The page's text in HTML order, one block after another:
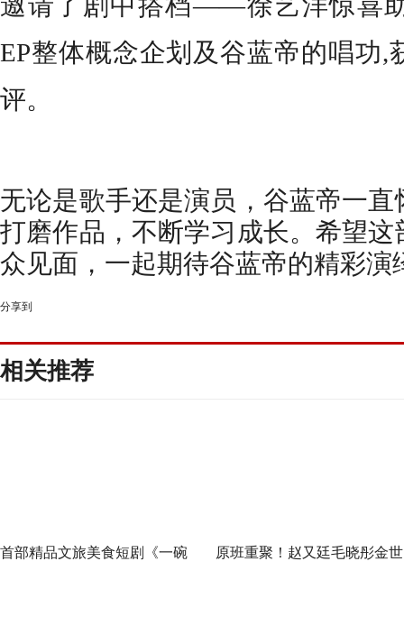
EP整体概念企划及谷蓝帝的唱功,
评。
无论是歌手还是演员，谷蓝帝一
打磨作品，不断学习成长。希望
众见面，一起期待谷蓝帝的精彩演
分享到
相关推荐
首部精品文旅美食短剧《一碗 原班重聚！赵又廷毛晓彤金世